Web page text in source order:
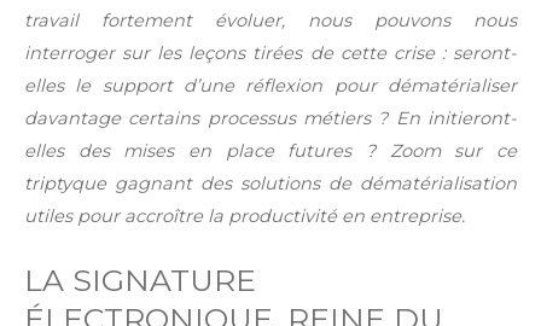
travail fortement évoluer, nous pouvons nous
interroger sur les leçons tirées de cette crise : seront-
elles le support d’une réflexion pour dématérialiser
davantage certains processus métiers ? En initieront-
elles des mises en place futures ? Zoom sur ce
triptyque gagnant des solutions de dématérialisation
utiles pour accroître la productivité en entreprise.
LA SIGNATURE